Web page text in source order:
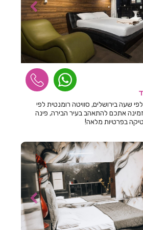
המלח
מיכאל
שעה בירושלים, סוויטה רומנטית לפי
אתכם להתאהב בעיר הבירה, פינה
בפרטיות מלאה!